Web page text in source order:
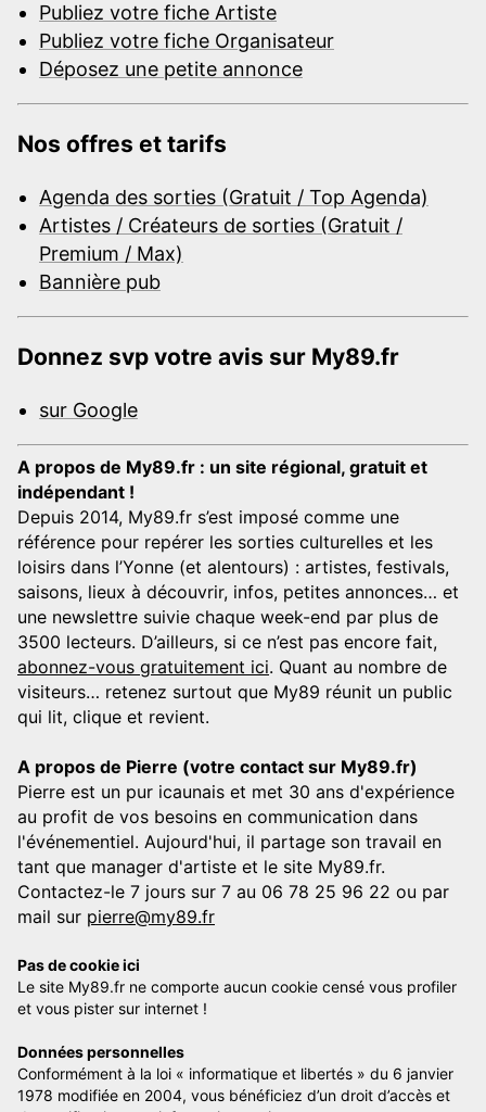
Publiez votre fiche Artiste
Publiez votre fiche Organisateur
Déposez une petite annonce
Nos offres et tarifs
Agenda des sorties (Gratuit / Top Agenda)
Artistes / Créateurs de sorties (Gratuit /
Premium / Max)
Bannière pub
Donnez svp votre avis sur My89.fr
sur Google
A propos de My89.fr : un site régional, gratuit et
indépendant !
Depuis 2014, My89.fr s’est imposé comme une
référence pour repérer les sorties culturelles et les
loisirs dans l’Yonne (et alentours) : artistes, festivals,
saisons, lieux à découvrir, infos, petites annonces… et
une newslettre suivie chaque week-end par plus de
3500 lecteurs. D’ailleurs, si ce n’est pas encore fait,
abonnez-vous gratuitement ici. Quant au nombre de
visiteurs… retenez surtout que My89 réunit un public
qui lit, clique et revient.
A propos de Pierre (votre contact sur My89.fr)
Pierre est un pur icaunais et met 30 ans d'expérience
au profit de vos besoins en communication dans
l'événementiel. Aujourd'hui, il partage son travail en
tant que manager d'artiste et le site My89.fr.
Contactez-le 7 jours sur 7 au 06 78 25 96 22 ou par
mail sur pierre@my89.fr
Pas de cookie ici
Le site My89.fr ne comporte aucun cookie censé vous profiler
et vous pister sur internet !
Données personnelles
Conformément à la loi « informatique et libertés » du 6 janvier
1978 modifiée en 2004, vous bénéficiez d’un droit d’accès et